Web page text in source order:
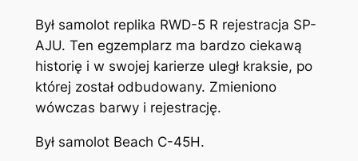
Był samolot replika RWD-5 R rejestracja SP-
AJU. Ten egzemplarz ma bardzo ciekawą
historię i w swojej karierze uległ kraksie, po
której został odbudowany. Zmieniono
wówczas barwy i rejestrację.
Był samolot Beach C-45H.